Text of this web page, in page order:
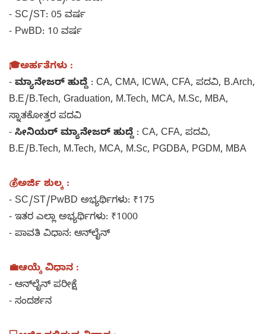
- SC/ST: 05 ವರ್ಷ
- PwBD: 10 ವರ್ಷ
🎓ಅರ್ಹತೆಗಳು :
- ಮ್ಯಾನೇಜರ್ ಹುದ್ದೆ: CA, CMA, ICWA, CFA, ಪದವಿ, B.Arch,
B.E/B.Tech, Graduation, M.Tech, MCA, M.Sc, MBA,
ಸ್ನಾತಕೋತ್ತರ ಪದವಿ
- ಸೀನಿಯರ್ ಮ್ಯಾನೇಜರ್ ಹುದ್ದೆ: CA, CFA, ಪದವಿ,
B.E/B.Tech, M.Tech, MCA, M.Sc, PGDBA, PGDM, MBA
💰ಅರ್ಜಿ ಶುಲ್ಕ :
- SC/ST/PwBD ಅಭ್ಯರ್ಥಿಗಳು: ₹175
- ಇತರ ಎಲ್ಲಾ ಅಭ್ಯರ್ಥಿಗಳು: ₹1000
- ಪಾವತಿ ವಿಧಾನ: ಆನ್‌ಲೈನ್
💼ಆಯ್ಕೆ ವಿಧಾನ :
- ಆನ್‌ಲೈನ್ ಪರೀಕ್ಷೆ
- ಸಂದರ್ಶನ